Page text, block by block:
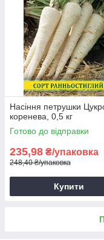
Насіння петрушки
коренева, 0,5 кг
Готово до відправки
235,98 ₴/упаковка
248,40 ₴/упаковка
Купити